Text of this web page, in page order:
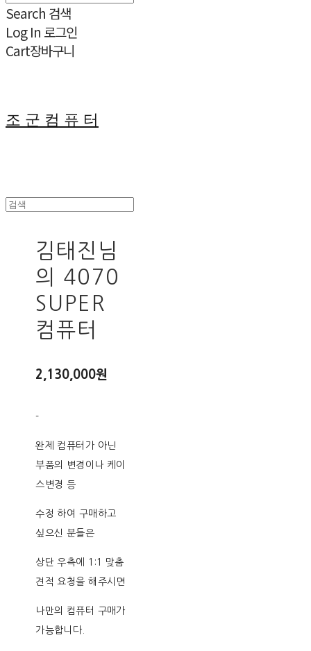
Search 검색
Log In 로그인
Cart장바구니
조 군 컴 퓨 터
김태진님
의 4070
SUPER
컴퓨터
2,130,000원
-
완제 컴퓨터가 아닌
부품의 변경이나 케이
스변경 등
수정 하여 구매하고
싶으신 분들은
상단 우측에 1:1 맞춤
견적 요청을 해주시면
나만의 컴퓨터 구매가
가능합니다.